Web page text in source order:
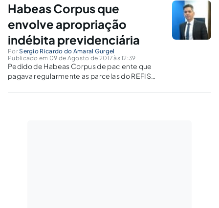
pouco, afinal, o que é o crime de
apropriação...
Habeas Corpus que
envolve apropriação
indébita previdenciária
PorSergio Ricardo do Amaral Gurgel
Publicado em 09 de Agosto de 2017 às 12:39
Pedido de Habeas Corpus de paciente que
pagava regularmente as parcelas do REFIS
penal em andamento.